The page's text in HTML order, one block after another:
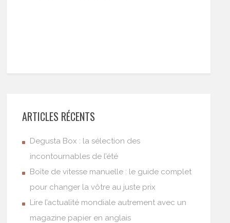
ARTICLES RÉCENTS
Degusta Box : la sélection des
incontournables de l’été
Boîte de vitesse manuelle : le guide complet
pour changer la vôtre au juste prix
Lire l’actualité mondiale autrement avec un
magazine papier en anglais